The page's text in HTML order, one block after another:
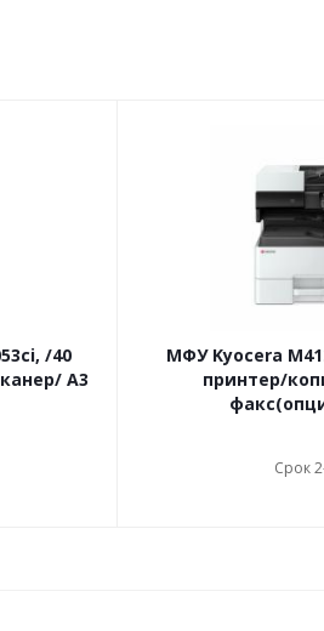
/40
А3
МФУ Kyocera
принтер/
Срок